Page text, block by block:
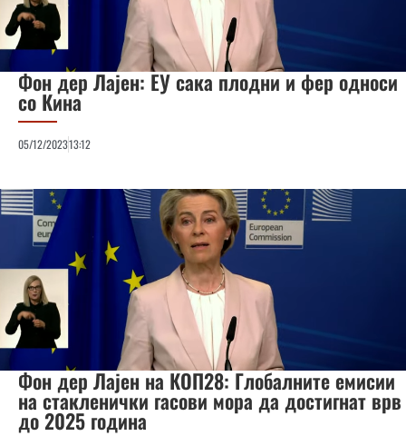
Фон дер Лајен: ЕУ сака плодни и фер односи
со Кина
05/12/202313:12
Фон дер Лајен на КОП28: Глобалните емисии
на стакленички гасови мора да достигнат врв
до 2025 година